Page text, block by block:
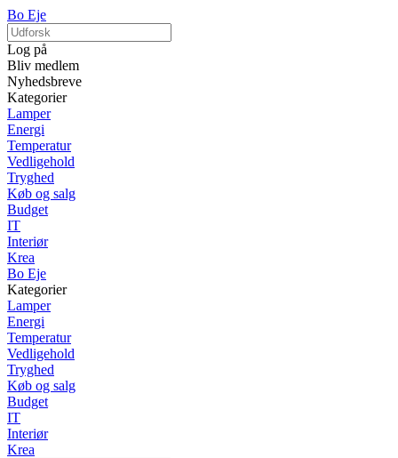
Bo Eje
Log på
Bliv medlem
Nyhedsbreve
Kategorier
Lamper
Energi
Temperatur
Vedligehold
Tryghed
Køb og salg
Budget
IT
Interiør
Krea
Bo Eje
Kategorier
Lamper
Energi
Temperatur
Vedligehold
Tryghed
Køb og salg
Budget
IT
Interiør
Krea